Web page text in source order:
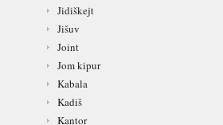
Jidiškejt
Jišuv
Joint
Jom kipur
Kabala
Kadiš
Kantor